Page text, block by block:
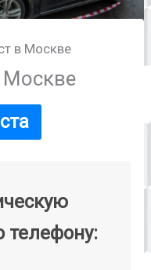
в Москве
телефону: